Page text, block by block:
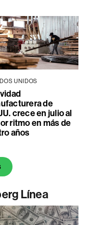
UNIDOS
de
crece en julio al
ritmo en más de
años
Línea